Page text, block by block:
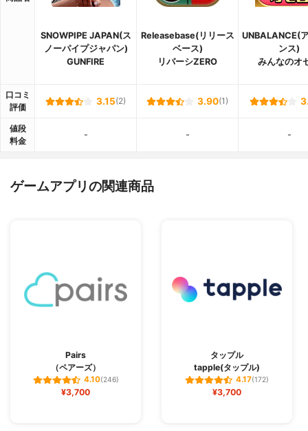
SNOWPIPE JAPAN(ス
ノーパイプジャパン)
GUNFIRE
Releasebase(リリース
ベース)
リバーシZERO
UNBALANCE(
ンス)
みんなのオ
口コミ
評価
3.15(2) 3.90(1)
値段
料金
- - -
ゲームアプリの関連商品
Pairs
（ペアーズ）
4.10(246)
¥3,700
タップル
tapple(タップル)
4.17(172)
¥3,700